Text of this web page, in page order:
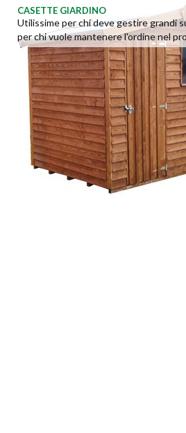
CASETTE GIARDINO
Utilissime per chi deve gestire grandi
per chi vuole mantenere l'ordine nel